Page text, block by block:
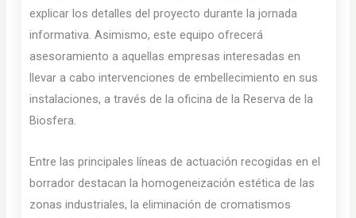
explicar los detalles del proyecto durante la jornada
informativa. Asimismo, este equipo ofrecerá
asesoramiento a aquellas empresas interesadas en
llevar a cabo intervenciones de embellecimiento en sus
instalaciones, a través de la oficina de la Reserva de la
Biosfera.
Entre las principales líneas de actuación recogidas en el
borrador destacan la homogeneización estética de las
zonas industriales, la eliminación de cromatismos